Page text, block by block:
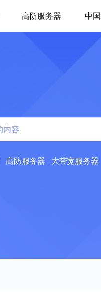
高防服务器 中
高防服务器 大带宽服务器